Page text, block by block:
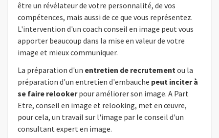
être un révélateur de votre personnalité, de vos
compétences, mais aussi de ce que vous représentez.
L'intervention d'un coach conseil en image peut vous
apporter beaucoup dans la mise en valeur de votre
image et mieux communiquer.
La préparation d'un entretien de recrutementou la
préparation d'un entretien d'embauche peut inciter à
se faire relookerpour améliorer son image. A Part
Etre, conseil en image et relooking, met en œuvre,
pour cela, un travail sur l'image par le conseil d'un
consultant expert en image.